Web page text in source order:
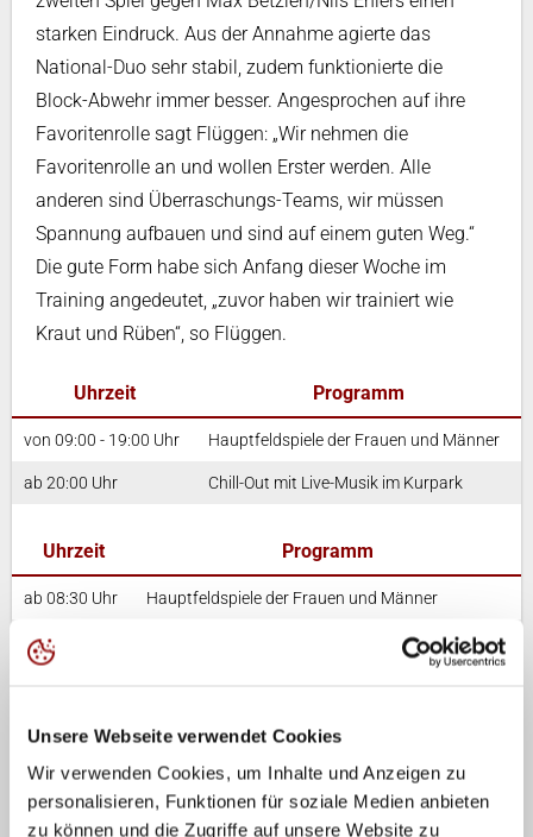
Unsere Webseite verwendet Cookies
Wir verwenden Cookies, um Inhalte und Anzeigen zu
personalisieren, Funktionen für soziale Medien anbieten
zu können und die Zugriffe auf unsere Website zu
starken Eindruck. Aus der Annahme agierte das
National-Duo sehr stabil, zudem funktionierte die
Block-Abwehr immer besser. Angesprochen auf ihre
Favoritenrolle sagt Flüggen: „Wir nehmen die
Favoritenrolle an und wollen Erster werden. Alle
anderen sind Überraschungs-Teams, wir müssen
Spannung aufbauen und sind auf einem guten Weg.“
Die gute Form habe sich Anfang dieser Woche im
Training angedeutet, „zuvor haben wir trainiert wie
Kraut und Rüben“, so Flüggen.
Uhrzeit Programm
von 09:00 - 19:00 Uhr Hauptfeldspiele der Frauen und Männer
ab 20:00 Uhr Chill-Out mit Live-Musik im Kurpark
Uhrzeit Programm
ab 08:30 Uhr Hauptfeldspiele der Frauen und Männer
ca. 10:45 Uhr
ca. 14:45 Uhr Finale der Frauen
bis 19:15 Uhr Hauptfeldspiele der Männer
ab 20:00 Uhr N-JOY Beach-Party in der Ahmann-Hager-Arena